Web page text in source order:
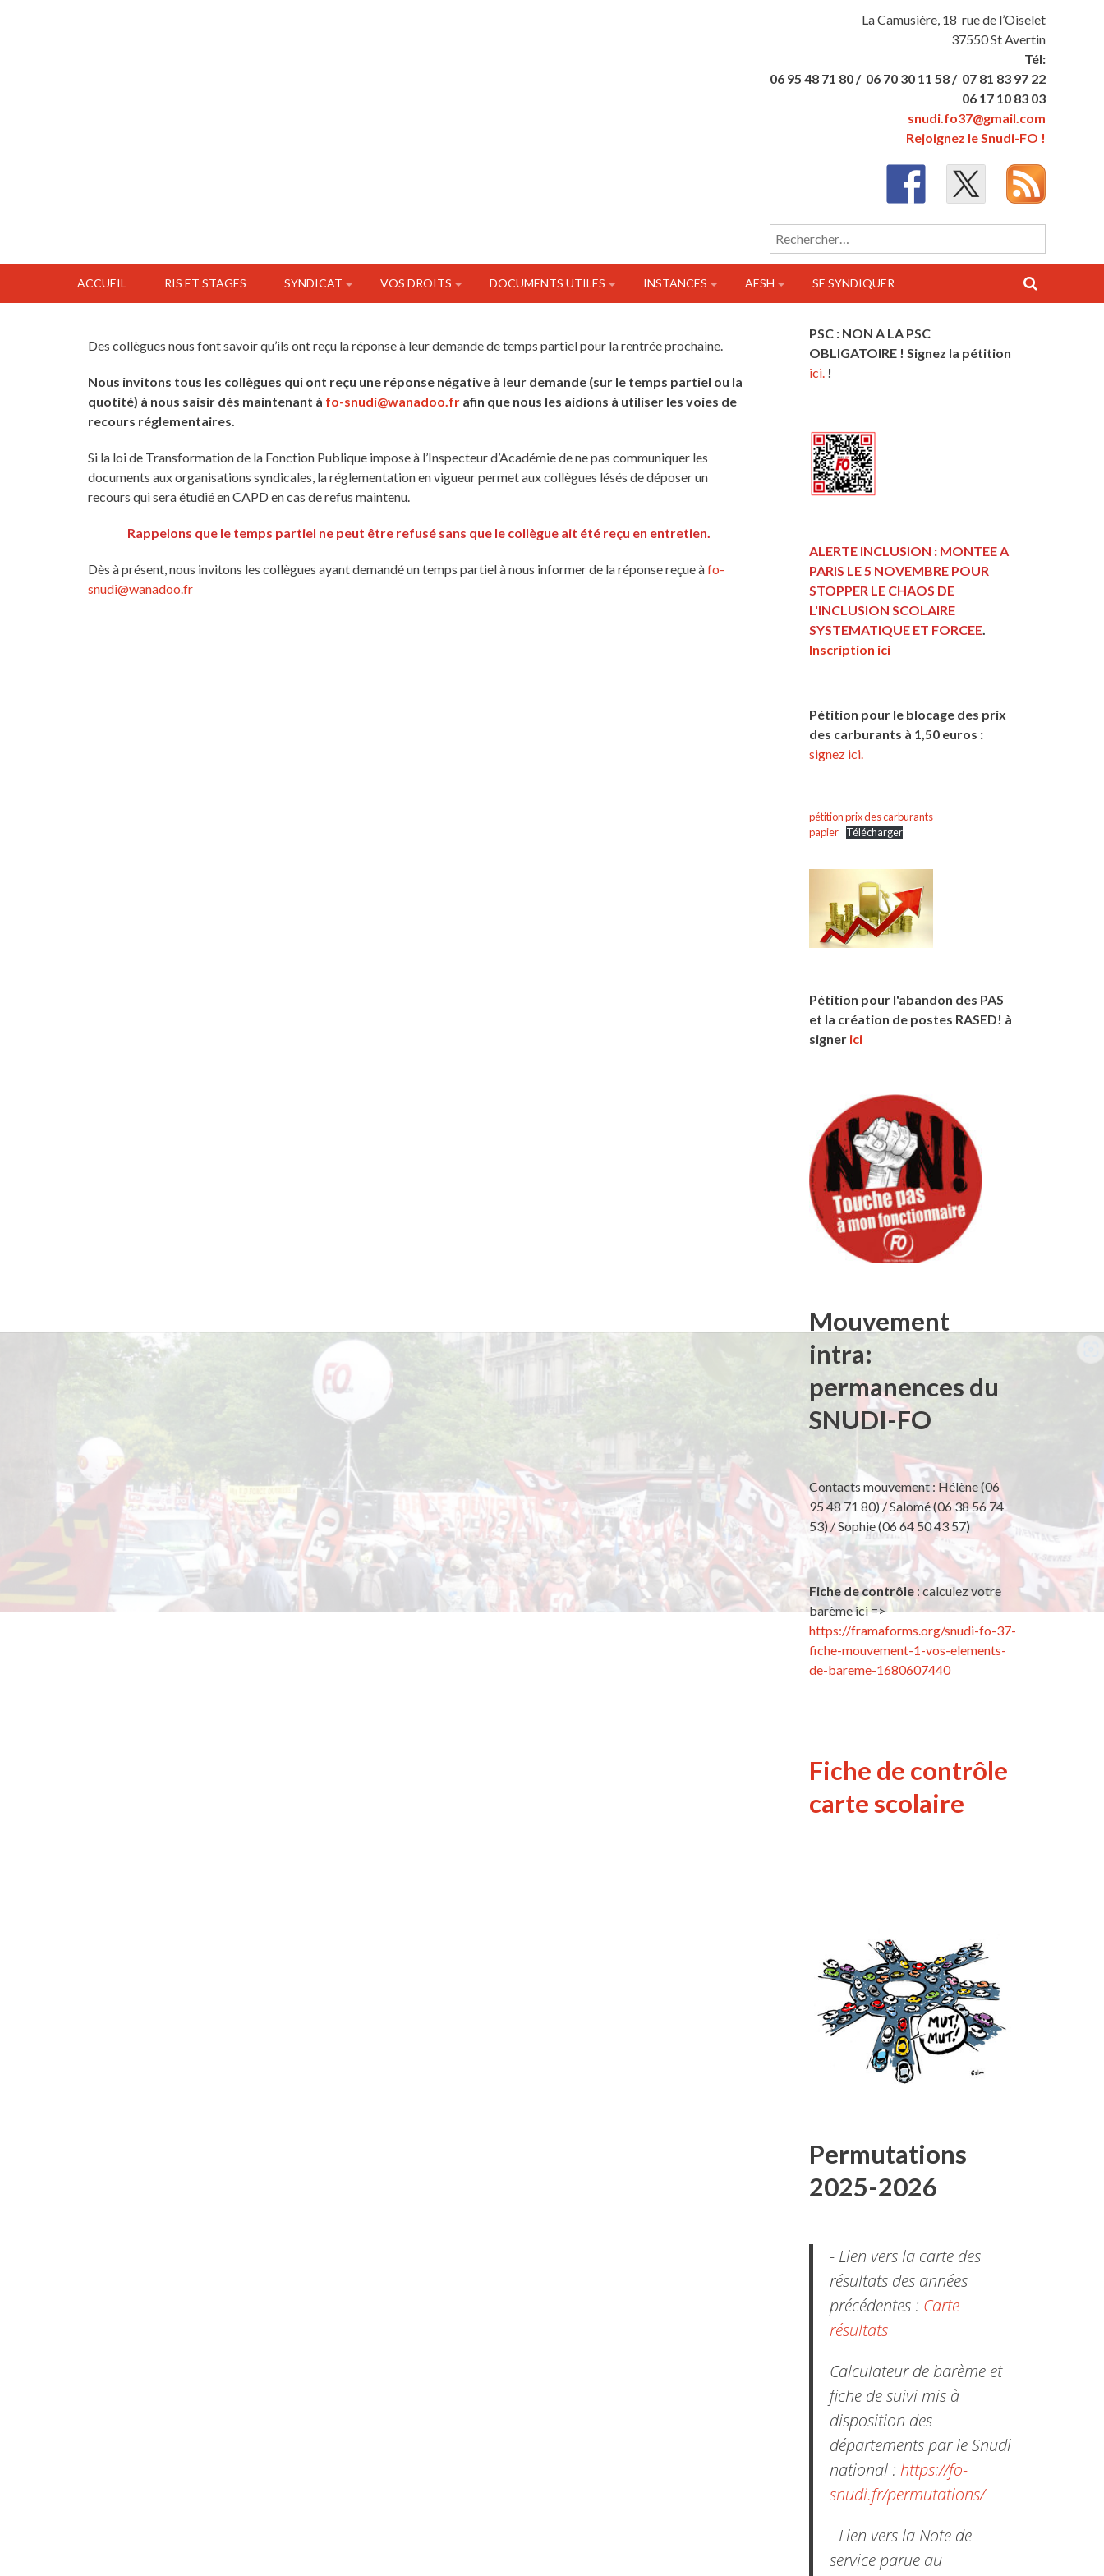
La Camusière, 18 rue de l’Oiselet
37550 St Avertin
Tél:
06 95 48 71 80 / 06 70 30 11 58 / 07 81 83 97 22
06 17 10 83 03
snudi.fo37@gmail.com
Rejoignez le Snudi-FO !
Rechercher :
ACCUEIL RIS ET STAGES SYNDICAT VOS DROITS DOCUMENTS UTILES INSTANCES AESH SE SYNDIQUER
Des collègues nous font savoir qu’ils ont reçu la réponse à leur demande de temps partiel pour la rentrée prochaine.
Nous invitons tous les collègues qui ont reçu une réponse négative à leur demande (sur le temps partiel ou la
quotité) à nous saisir dès maintenant à fo-snudi@wanadoo.fr afin que nous les aidions à utiliser les voies de
recours réglementaires.
Si la loi de Transformation de la Fonction Publique impose à l’Inspecteur d’Académie de ne pas communiquer les
documents aux organisations syndicales, la réglementation en vigueur permet aux collègues lésés de déposer un
recours qui sera étudié en CAPD en cas de refus maintenu.
Rappelons que le temps partiel ne peut être refusé sans que le collègue ait été reçu en entretien.
Dès à présent, nous invitons les collègues ayant demandé un temps partiel à nous informer de la réponse reçue àfo-
snudi@wanadoo.fr
PSC : NON A LA PSC
OBLIGATOIRE ! Signez la pétition
ici. !
ALERTE INCLUSION : MONTEE A
PARIS LE 5 NOVEMBRE POUR
STOPPER LE CHAOS DE
L'INCLUSION SCOLAIRE
SYSTEMATIQUE ET FORCEE.
Inscription ici
Pétition pour le blocage des prix
des carburants à 1,50 euros :
signez ici.
pétition prix des carburants
papier
Télécharger
Pétition pour l'abandon des PAS
et la création de postes RASED! à
signer ici
Mouvement
intra:
permanences du
SNUDI-FO
Contacts mouvement : Hélène (06
95 48 71 80) / Salomé (06 38 56 74
53) / Sophie (06 64 50 43 57)
Fiche de contrôle: calculez votre
barème ici =>
https://framaforms.org/snudi-fo-37-
fiche-mouvement-1-vos-elements-
de-bareme-1680607440
Fiche de contrôle
carte scolaire
Permutations
2025-2026
- Lien vers la carte des
résultats des années
précédentes : Carte
résultats
Calculateur de barème et
fiche de suivi mis à
disposition des
départements par le Snudi
national : https://fo-
snudi.fr/permutations/
- Lien vers la Note de
service parue au